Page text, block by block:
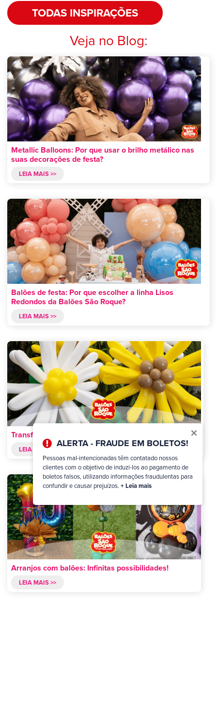
×
ALERTA - FRAUDE EM BOLETOS!
Pessoas mal-intencionadas têm contatado nossos
clientes com o objetivo de induzi-los ao pagamento de
boletos falsos, utilizando informações fraudulentas para
confundir e causar prejuízos. + Leia mais
TODAS INSPIRAÇÕES
Veja no Blog:
Metallic Balloons: Por que usar o brilho metálico nas
suas decorações de festa?
LEIA MAIS >>
Balões de festa: Por que escolher a linha Lisos
Redondos da Balões São Roque?
LEIA MAIS >>
Transforme sua festa com balões Formatos Especiais!
LEIA MAIS >>
Arranjos com balões: Infinitas possibilidades!
LEIA MAIS >>